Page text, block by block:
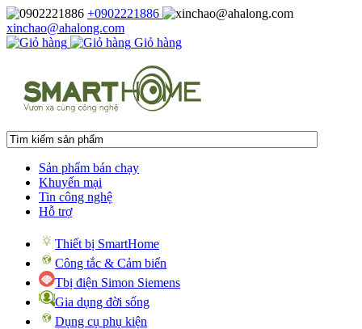
+0902221886
xinchao@ahalong.com
Giỏ hàng
Sản phẩm bán chạy
Khuyến mại
Tin công nghệ
Hỗ trợ
Thiết bị SmartHome
Công tắc & Cảm biến
Tbị điện Simon Siemens
Gia dụng đời sống
Dụng cụ phụ kiện